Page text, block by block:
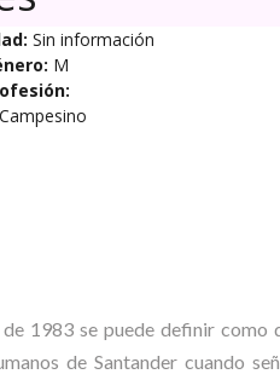
Sin información
M
1983 se puede definir
de Santander cuando